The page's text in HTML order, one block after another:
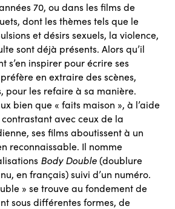
70, ou dans les films de
dont les thèmes tels que le
et désirs sexuels, la violence,
sont déjà présents. Alors qu’il
s’en inspirer pour écrire ses
en extraire des scènes,
pour les refaire à sa manière.
bien que « faits maison », à l’aide
avec ceux de la
ses films aboutissent à un
reconnaissable. Il nomme
Body Double(doublure
en français) suivi d’un numéro.
» se trouve au fondement de
sous différentes formes, de